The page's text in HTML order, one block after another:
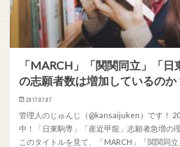
「MARCH」「関関同立」「日
の志願者数は増加しているのか
2017.07.07
管理人のじゅんじ（@kansaijuken）です！
中！「日東駒専」「産近甲龍」志願者急増の
このタイトルを見て、「MARCH」「関関同立